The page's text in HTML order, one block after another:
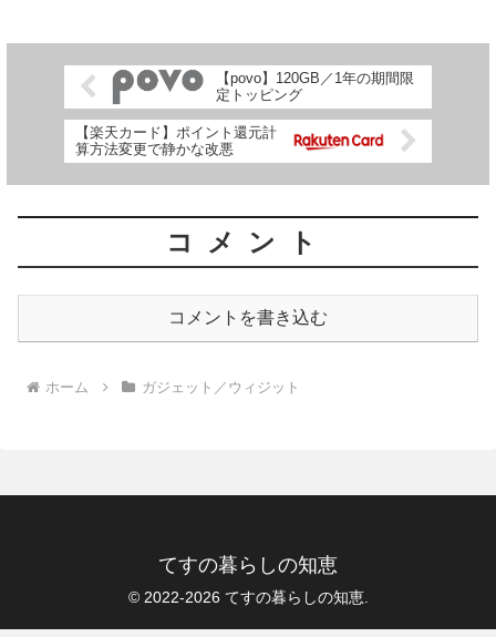
【povo】120GB／1年の期間限
定トッピング
【楽天カード】ポイント還元計
算方法変更で静かな改悪
コメント
コメントを書き込む
ホーム ガジェット／ウィジット
てすの暮らしの知恵
© 2022-2026 てすの暮らしの知恵.